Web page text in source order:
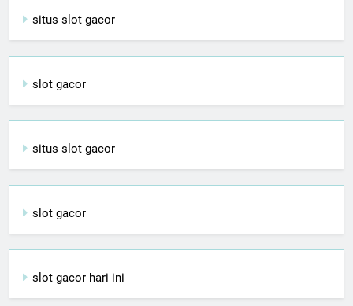
situs slot gacor
slot gacor
situs slot gacor
slot gacor
slot gacor hari ini